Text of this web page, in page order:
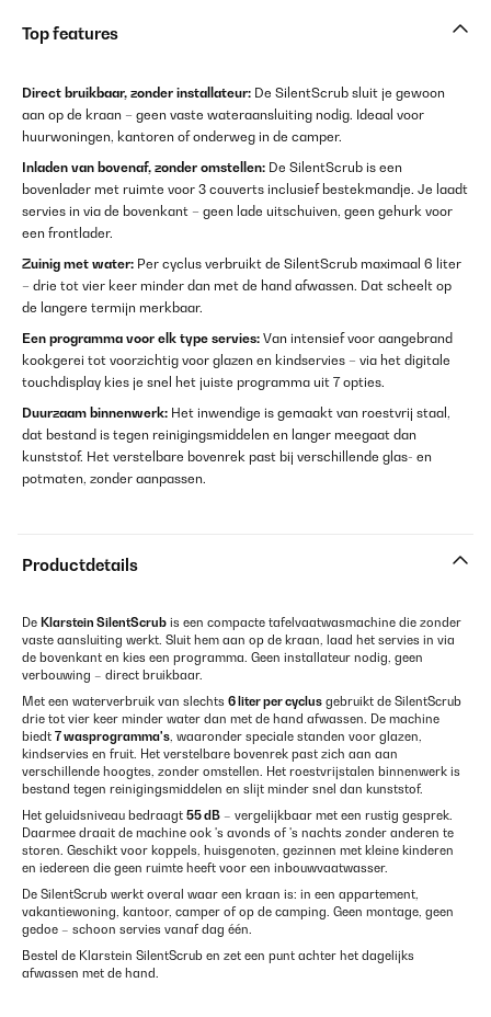
Top features
Direct bruikbaar, zonder installateur: De SilentScrub sluit je gewoon
aan op de kraan – geen vaste wateraansluiting nodig. Ideaal voor
huurwoningen, kantoren of onderweg in de camper.
Inladen van bovenaf, zonder omstellen: De SilentScrub is een
bovenlader met ruimte voor 3 couverts inclusief bestekmandje. Je laadt
servies in via de bovenkant – geen lade uitschuiven, geen gehurk voor
een frontlader.
Zuinig met water: Per cyclus verbruikt de SilentScrub maximaal 6 liter
– drie tot vier keer minder dan met de hand afwassen. Dat scheelt op
de langere termijn merkbaar.
Een programma voor elk type servies: Van intensief voor aangebrand
kookgerei tot voorzichtig voor glazen en kindservies – via het digitale
touchdisplay kies je snel het juiste programma uit 7 opties.
Duurzaam binnenwerk: Het inwendige is gemaakt van roestvrij staal,
dat bestand is tegen reinigingsmiddelen en langer meegaat dan
kunststof. Het verstelbare bovenrek past bij verschillende glas- en
potmaten, zonder aanpassen.
Productdetails
De Klarstein SilentScrub is een compacte tafelvaatwasmachine die zonder
vaste aansluiting werkt. Sluit hem aan op de kraan, laad het servies in via
de bovenkant en kies een programma. Geen installateur nodig, geen
verbouwing – direct bruikbaar.
Met een waterverbruik van slechts 6 liter per cyclus gebruikt de SilentScrub
drie tot vier keer minder water dan met de hand afwassen. De machine
biedt 7 wasprogramma's, waaronder speciale standen voor glazen,
kindservies en fruit. Het verstelbare bovenrek past zich aan aan
verschillende hoogtes, zonder omstellen. Het roestvrijstalen binnenwerk is
bestand tegen reinigingsmiddelen en slijt minder snel dan kunststof.
Het geluidsniveau bedraagt 55 dB – vergelijkbaar met een rustig gesprek.
Daarmee draait de machine ook 's avonds of 's nachts zonder anderen te
storen. Geschikt voor koppels, huisgenoten, gezinnen met kleine kinderen
en iedereen die geen ruimte heeft voor een inbouwvaatwasser.
De SilentScrub werkt overal waar een kraan is: in een appartement,
vakantiewoning, kantoor, camper of op de camping. Geen montage, geen
gedoe – schoon servies vanaf dag één.
Bestel de Klarstein SilentScrub en zet een punt achter het dagelijks
afwassen met de hand.